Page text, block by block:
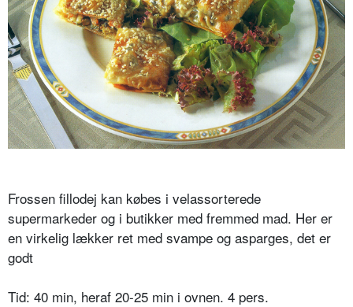
Frossen fillodej kan købes i velassorterede
supermarkeder og i butikker med fremmed mad. Her er
en virkelig lækker ret med svampe og asparges, det er
godt
Tid: 40 min, heraf 20-25 min i ovnen. 4 pers.